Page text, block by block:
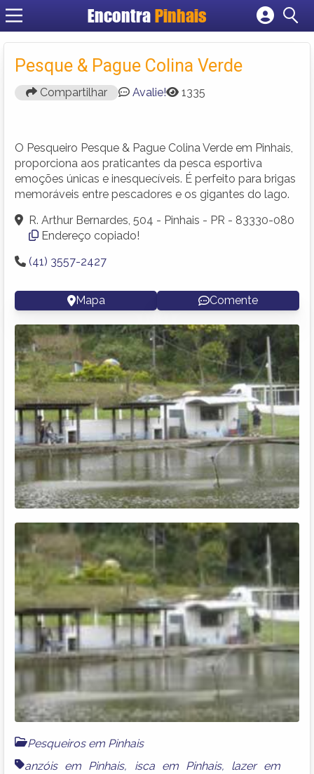
Encontra Pinhais
Cadastrar empresa
Criar conta
Pesque & Pague Colina Verde
Compartilhar Avalie! 1335
O Pesqueiro Pesque & Pague Colina Verde em Pinhais,
proporciona aos praticantes da pesca esportiva
emoções únicas e inesquecíveis. É perfeito para brigas
memoráveis entre pescadores e os gigantes do lago.
R. Arthur Bernardes, 504 - Pinhais - PR - 83330-080
Endereço copiado!
(41) 3557-2427
Mapa Comente
Pesqueiros em Pinhais
anzóis em Pinhais, isca em Pinhais, lazer em